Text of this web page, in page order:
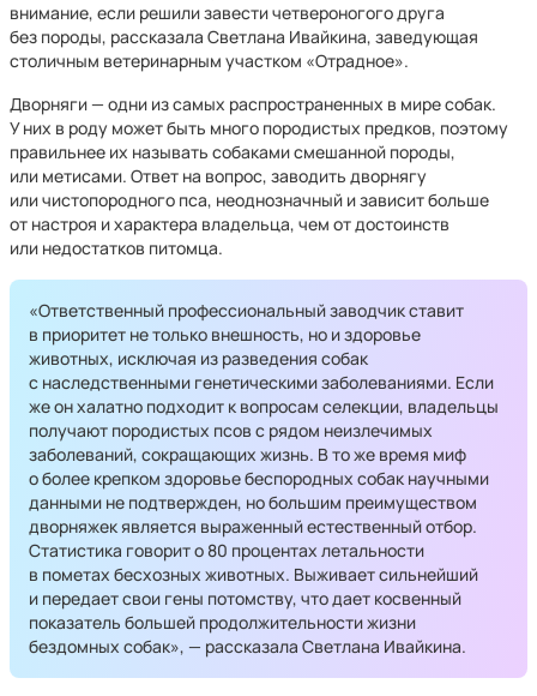
внимание, если решили завести четвероногого друга
без породы, рассказала Светлана Ивайкина, заведующая
столичным ветеринарным участком «Отрадное».
Дворняги — одни из самых распространенных в мире собак.
У них в роду может быть много породистых предков, поэтому
правильнее их называть собаками смешанной породы,
или метисами. Ответ на вопрос, заводить дворнягу
или чистопородного пса, неоднозначный и зависит больше
от настроя и характера владельца, чем от достоинств
или недостатков питомца.
«Ответственный профессиональный заводчик ставит
в приоритет не только внешность, но и здоровье
животных, исключая из разведения собак
с наследственными генетическими заболеваниями. Если
же он халатно подходит к вопросам селекции, владельцы
получают породистых псов с рядом неизлечимых
заболеваний, сокращающих жизнь. В то же время миф
о более крепком здоровье беспородных собак научными
данными не подтвержден, но большим преимуществом
дворняжек является выраженный естественный отбор.
Статистика говорит о 80 процентах летальности
в пометах бесхозных животных. Выживает сильнейший
и передает свои гены потомству, что дает косвенный
показатель большей продолжительности жизни
бездомных собак», — рассказала Светлана Ивайкина.